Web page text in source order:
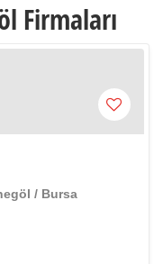
Firmaları
/ Bursa